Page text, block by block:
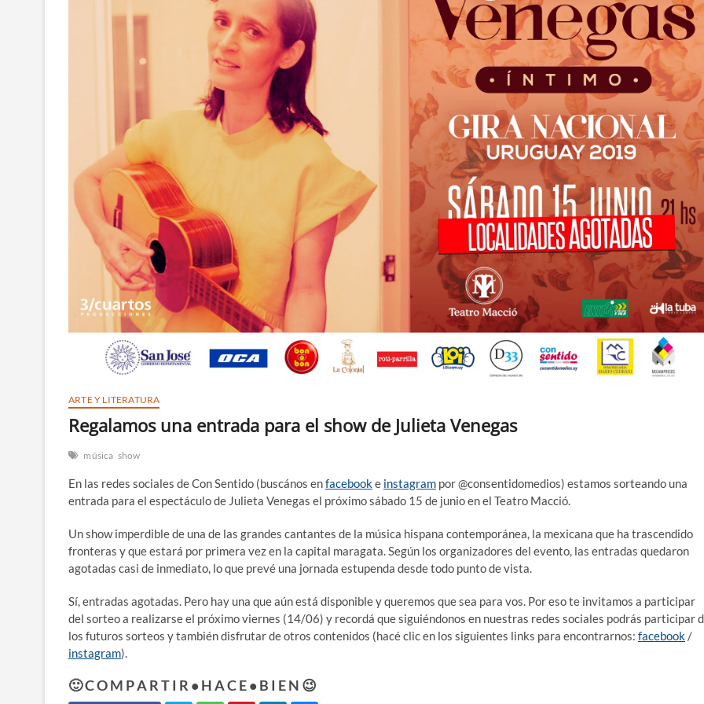
ARTE Y LITERATURA
Regalamos una entrada para el show de Julieta Venegas
música show
En las redes sociales de Con Sentido (buscános enfacebooke instagram por @consentidomedios) estamos sorteando una
entrada para el espectáculo de Julieta Venegas el próximo sábado 15 de junio en el Teatro Macció.
Un show imperdible de una de las grandes cantantes de la música hispana contemporánea, la mexicana que ha trascendido
fronteras y que estará por primera vez en la capital maragata. Según los organizadores del evento, las entradas quedaron
agotadas casi de inmediato, lo que prevé una jornada estupenda desde todo punto de vista.
Sí, entradas agotadas. Pero hay una que aún está disponible y queremos que sea para vos. Por eso te invitamos a participar
del sorteo a realizarse el próximo viernes (14/06) y recordá que siguiéndonos en nuestras redes sociales podrás participar
los futuros sorteos y también disfrutar de otros contenidos (hacé clic en los siguientes links para encontrarnos: facebook /
instagram).
🙂 C O M P A R T I R • H A C E • B I E N 😉